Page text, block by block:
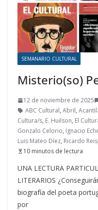
SEMANARIO CULTURAL
Misterio(so)
12 de noviembre de 2025
ABC Cultural, Abril,
Cultura/s, E. Huilson, El
Gonzalo Celorio, Ignacio
Luis Mateo Díez, Ricardo Reis
10 minutos de lectura
UNA LECTURA
LITERARIOS
biografía del poeta
por